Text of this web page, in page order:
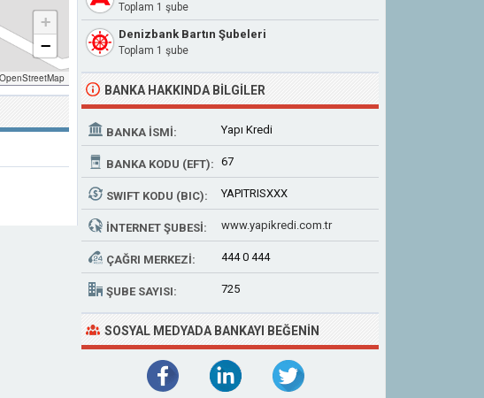
+
−
OpenStreetMap
Toplam 1 şube
Denizbank Bartın Şubeleri
Toplam 1 şube
BANKA HAKKINDA BILGILER
BANKA İSMI: Yapı Kredi
BANKA KODU (EFT): 67
SWIFT KODU (BIC): YAPITRISXXX
İNTERNET ŞUBESI: www.yapikredi.com.tr
ÇAĞRI MERKEZI: 444 0 444
ŞUBE SAYISI: 725
SOSYAL MEDYADA BANKAYI BEĞENIN